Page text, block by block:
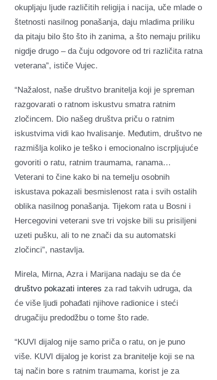
okupljaju ljude različitih religija i nacija, uče mlade o
štetnosti nasilnog ponašanja, daju mladima priliku
da pitaju bilo što što ih zanima, a što nemaju priliku
nigdje drugo – da čuju odgovore od tri različita ratna
veterana”, ističe Vujec.
“Nažalost, naše društvo branitelja koji je spreman
razgovarati o ratnom iskustvu smatra ratnim
zločincem. Dio našeg društva priču o ratnim
iskustvima vidi kao hvalisanje. Međutim, društvo ne
razmišlja koliko je teško i emocionalno iscrpljujuće
govoriti o ratu, ratnim traumama, ranama…
Veterani to čine kako bi na temelju osobnih
iskustava pokazali besmislenost rata i svih ostalih
oblika nasilnog ponašanja. Tijekom rata u Bosni i
Hercegovini veterani sve tri vojske bili su prisiljeni
uzeti pušku, ali to ne znači da su automatski
zločinci”, nastavlja.
Mirela, Mirna, Azra i Marijana nadaju se da će
društvo pokazati interes za rad takvih udruga, da
će više ljudi pohađati njihove radionice i steći
drugačiju predodžbu o tome što rade.
“KUVI dijalog nije samo priča o ratu, on je puno
više. KUVI dijalog je korist za branitelje koji se na
taj način bore s ratnim traumama, korist je za